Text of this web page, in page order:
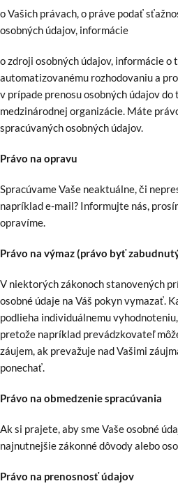
o Vašich právach, o práve podať
osobných údajov, informácie
o zdroji osobných údajov, informácie o
automatizovanému rozhodovaniu a
v prípade prenosu osobných údajov
medzinárodnej organizácie. Máte
spracúvaných osobných údajov.
Právo na opravu
Spracúvame Vaše neaktuálne, či
napríklad e-mail? Informujte nás,
opravíme.
Právo na výmaz (právo byť
V niektorých zákonoch stanovených
osobné údaje na Váš pokyn vymazať.
podlieha individuálnemu
pretože napríklad prevádzkovateľ
záujem, ak prevažuje nad Vašimi
ponechať.
Právo na obmedzenie spracúvania
Ak si prajete, aby sme Vaše osobné
najnutnejšie zákonné dôvody alebo
Právo na prenosnosť údajov